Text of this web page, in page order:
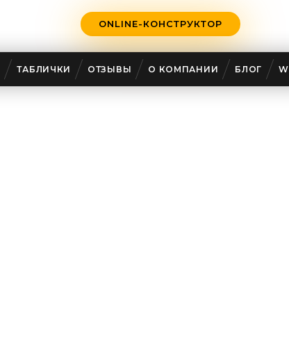
ONLINE-КОНСТРУКТОР
ТАБЛИЧКИ ОТЗЫВЫ О КОМПАНИИ БЛОГ